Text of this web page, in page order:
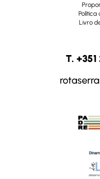
Política
Livro
T.